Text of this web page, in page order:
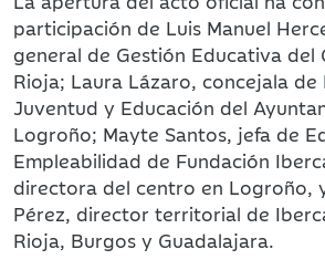
participación de Luis Manuel
general de Gestión Educativa del
Rioja; Laura Lázaro, concejala de
Juventud y Educación del
Logroño; Mayte Santos, jefa de
Empleabilidad de Fundación
directora del centro en Logroño,
Pérez, director territorial de
Rioja, Burgos y Guadalajara.